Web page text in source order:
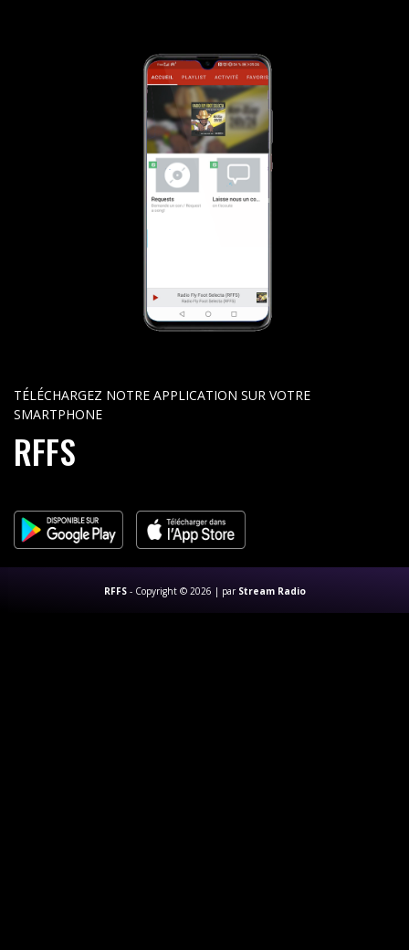
TÉLÉCHARGEZ NOTRE APPLICATION SUR VOTRE
SMARTPHONE
RFFS
RFFS- Copyright © 2026 | par Stream Radio